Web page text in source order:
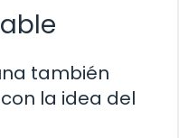
también
la idea del